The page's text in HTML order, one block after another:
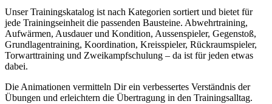
Unser Trainingskatalog ist nach Kategorien sortiert und bietet für
jede Trainingseinheit die passenden Bausteine. Abwehrtraining,
Aufwärmen, Ausdauer und Kondition, Aussenspieler, Gegenstoß,
Grundlagentraining, Koordination, Kreisspieler, Rückraumspieler,
Torwarttraining und Zweikampfschulung – da ist für jeden etwas
dabei.
Die Animationen vermitteln Dir ein verbessertes Verständnis der
Übungen und erleichtern die Übertragung in den Trainingsalltag.